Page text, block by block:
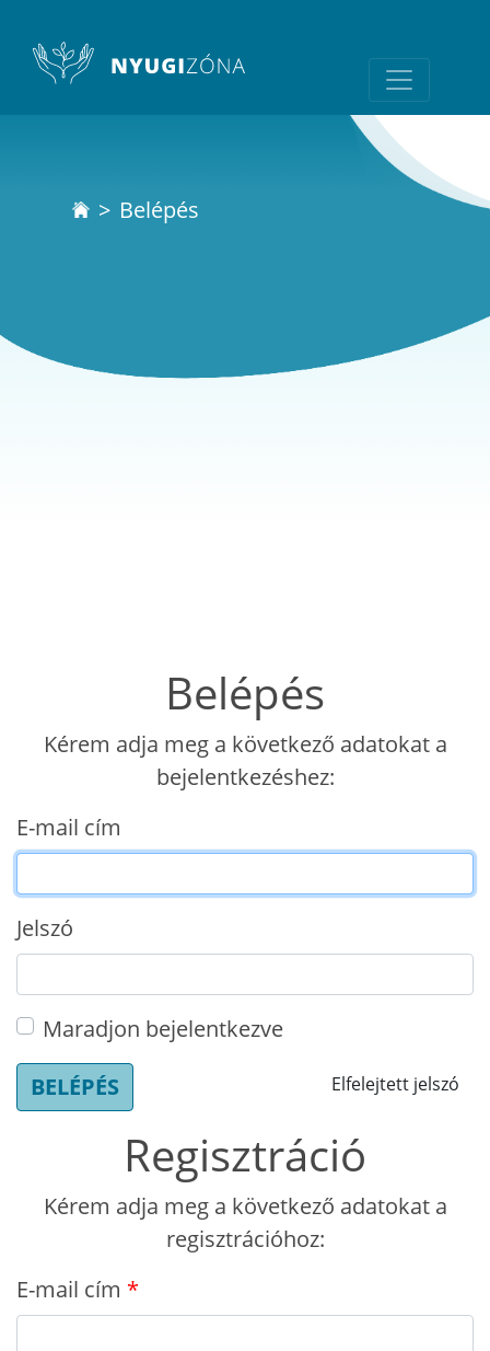
Belépés
Belépés
Kérem adja meg a következő adatokat a
bejelentkezéshez:
E-mail cím
Jelszó
Maradjon bejelentkezve
BELÉPÉS
Elfelejtett jelszó
Regisztráció
Kérem adja meg a következő adatokat a
regisztrációhoz:
E-mail cím